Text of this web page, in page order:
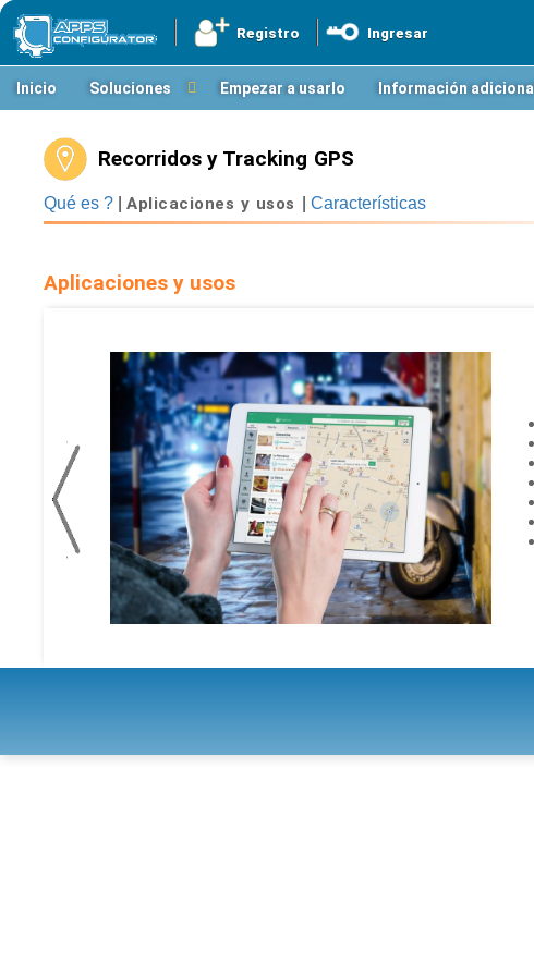
Registro Ingresar
Inicio Soluciones Empezar a usarlo Información adicional
Recorridos y Tracking GPS
Qué es ? Aplicaciones y usos Características
Aplicaciones y usos